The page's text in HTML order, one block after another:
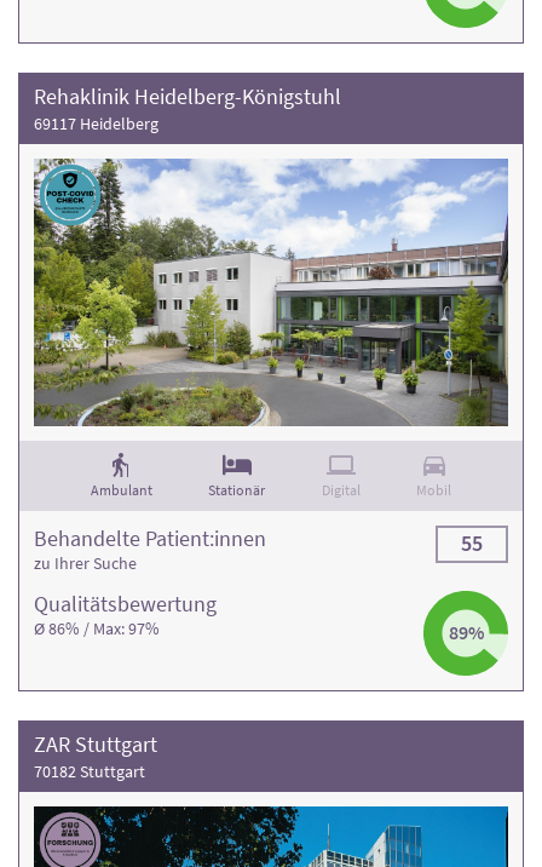
Rehaklinik Heidelberg-Königstuhl
69117 Heidelberg
Ambulant Stationär Digital Mobil
Qualitäts­bewertung
Ø 86% / Max: 97% 89%
Behandelte Patient:innen
zu Ihrer Suche
55
ZAR Stuttgart
70182 Stuttgart